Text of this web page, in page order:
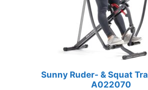
Sunny Ruder- & Squat
A022070